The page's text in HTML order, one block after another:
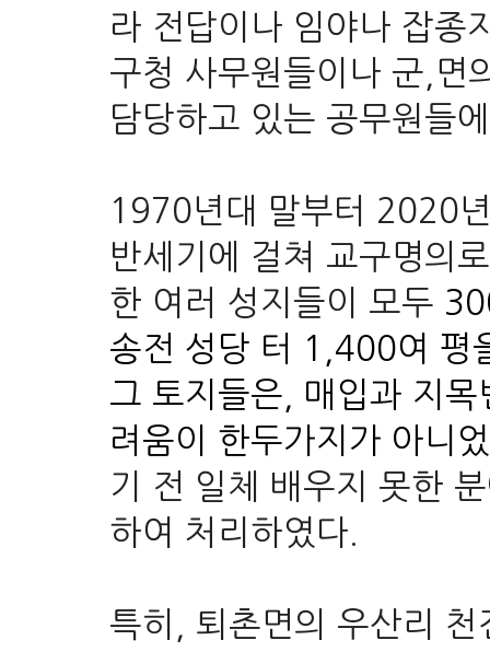
라 전답이나 임야나 잡종
구청 사무원들이나 군,면
담당하고 있는 공무원들
1970년대 말부터 2020
반세기에 걸쳐 교구명의
한 여러 성지들이 모두
송전 성당 터 1,400여 평
그 토지들은, 매입과 지
려움이 한두가지가 아니
기 전 일체 배우지 못한
하여 처리하였다.
특히, 퇴촌면의 우산리